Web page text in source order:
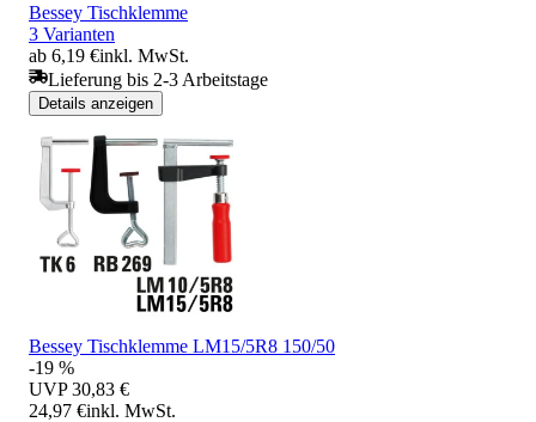
Bessey Tischklemme
3 Varianten
ab 6,19 €inkl. MwSt.
Lieferung bis 2-3 Arbeitstage
Details anzeigen
Bessey Tischklemme LM15/5R8 150/50
-19 %
UVP 30,83 €
24,97 €inkl. MwSt.